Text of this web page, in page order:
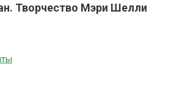
Творчество Мэри Шелли